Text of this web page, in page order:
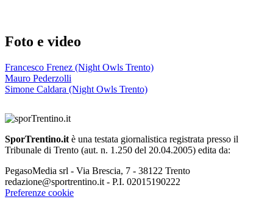
Foto e video
Francesco Frenez (Night Owls Trento)
Mauro Pederzolli
Simone Caldara (Night Owls Trento)
SporTrentino.it è una testata giornalistica registrata presso il
Tribunale di Trento (aut. n. 1.250 del 20.04.2005) edita da:
PegasoMedia srl - Via Brescia, 7 - 38122 Trento
redazione@sportrentino.it - P.I. 02015190222
Preferenze cookie